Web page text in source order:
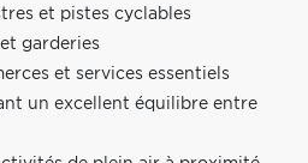
et pistes cyclables
garderies
et services essentiels
un excellent équilibre entre